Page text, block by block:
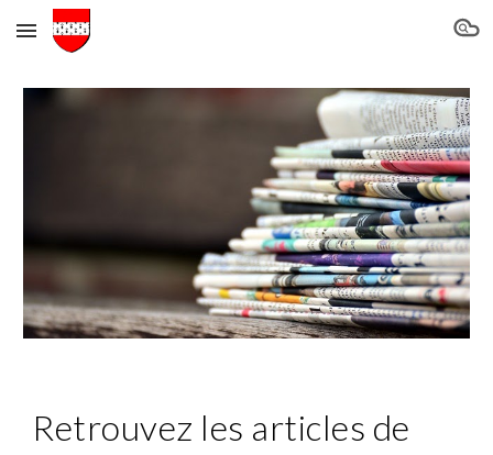
Skip to main content Skip to navigation
Retrouvez les articles de